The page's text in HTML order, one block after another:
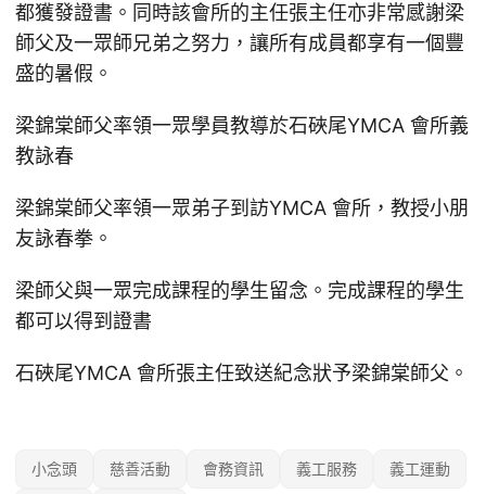
都獲發證書。同時該會所的主任張主任亦非常感謝梁
師父及一眾師兄弟之努力，讓所有成員都享有一個豐
盛的暑假。
梁錦棠師父率領一眾學員教導於石硤尾YMCA 會所義
教詠春
梁錦棠師父率領一眾弟子到訪YMCA 會所，教授小朋
友詠春拳。
梁師父與一眾完成課程的學生留念。完成課程的學生
都可以得到證書
石硤尾YMCA 會所張主任致送紀念狀予梁錦棠師父。
小念頭 慈善活動 會務資訊 義工服務 義工運動